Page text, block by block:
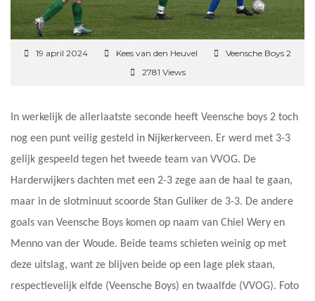
19 april 2024 Kees van den Heuvel
Veensche Boys 2
2781 Views
In werkelijk de allerlaatste seconde heeft Veensche boys 2 toch
nog een punt veilig gesteld in Nijkerkerveen. Er werd met 3-3
gelijk gespeeld tegen het tweede team van VVOG. De
Harderwijkers dachten met een 2-3 zege aan de haal te gaan,
maar in de slotminuut scoorde Stan Guliker de 3-3. De andere
goals van Veensche Boys komen op naam van Chiel Wery en
Menno van der Woude. Beide teams schieten weinig op met
deze uitslag, want ze blijven beide op een lage plek staan,
respectievelijk elfde (Veensche Boys) en twaalfde (VVOG). Foto